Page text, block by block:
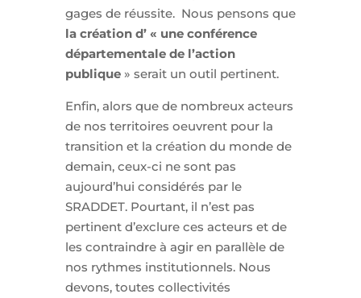
gages de réussite. Nous pensons que
la création d’ « une conférence
départementale de l’action
publique » serait un outil pertinent.
Enfin, alors que de nombreux acteurs
de nos territoires oeuvrent pour la
transition et la création du monde de
demain, ceux-ci ne sont pas
aujourd’hui considérés par le
SRADDET. Pourtant, il n’est pas
pertinent d’exclure ces acteurs et de
les contraindre à agir en parallèle de
nos rythmes institutionnels. Nous
devons, toutes collectivités